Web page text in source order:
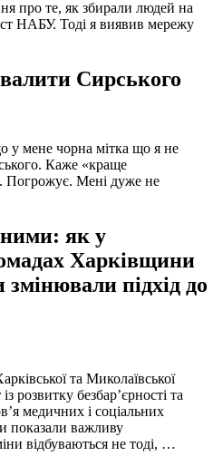
про те, як збирали людей на
НАБУ. Тоді я виявив мережу
Сирського
у мене чорна мітка що я не
Каже «краще
Погрожує. Мені дуже не
як у
Харківщини
підхід до
та Миколаївської
розвитку безбар’єрності та
медичних і соціальних
показали важливу
відбуваються не тоді, …